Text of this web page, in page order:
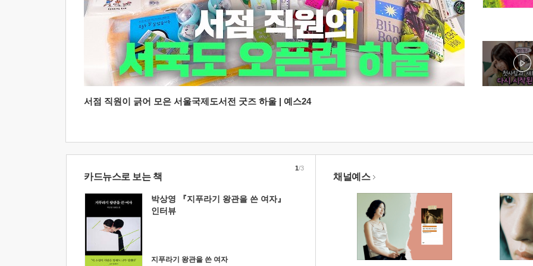
서점 직원이 긁어 모은 서울국제도서전 굿즈 하울 | 예스24
카드뉴스로 보는 책
박상영 『지푸라기 왕관을 쓴 여자』
인터뷰
지푸라기 왕관을 쓴 여자
1/3
채널예스